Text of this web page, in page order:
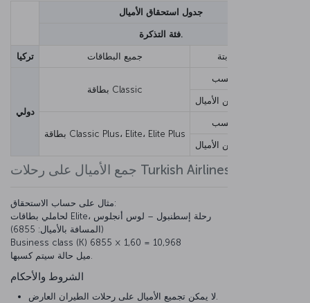
جمع الأميال على رحلات Turkish Airlines
جدول استحقاق الأميال
فئة التذكرة.
تركيا جميع البطاقات أميال ثابتة
دولي
بطاقة Classic
نسبة الكسب
الحد الأدنى من الأميال
بطاقة Classic Plus، Elite، Elite Plus
نسبة الكسب
الحد الأدنى من الأميال
مثال على حساب الاستحقاق:
لحاملي بطاقات Elite، رحلة إسطنبول – لوس أنجلوس
(المسافة بالأميال: 6855)
Business class (K) 6855 × 1,60 = 10,968
ميل حالة سيتم كسبها.
الشروط والأحكام
لا يمكن تجميع الأميال على رحلات الطيران العارض.